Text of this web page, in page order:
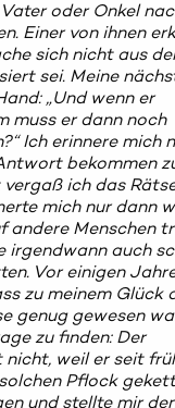
oder Onkel
Einer von ihnen
sich nicht aus
sei. Meine
„Und wenn er
muss er dann noch
Ich erinnere mich
bekommen
ich das
mich nur dann
andere Menschen
irgendwann auch
Vor einigen
zu meinem Glück
genug gewesen
zu finden: Der
weil er seit
Pflock
und stellte mir